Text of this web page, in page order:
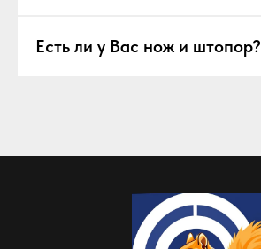
Есть ли у Вас нож и штопор?